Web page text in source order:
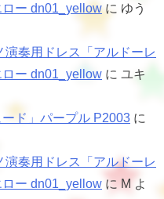
ロー dn01_yellowに ゆう
演奏用ドレス「アルドーレ
ロー dn01_yellow に ユキ
ド」パープル P2003 に
奏用ドレス「アルドーレ
ロー dn01_yellow に M よ